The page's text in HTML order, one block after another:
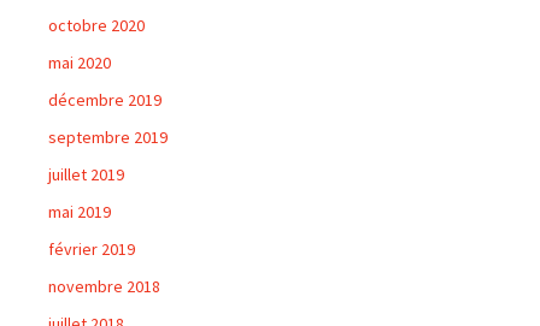
octobre 2020
mai 2020
décembre 2019
septembre 2019
juillet 2019
mai 2019
février 2019
novembre 2018